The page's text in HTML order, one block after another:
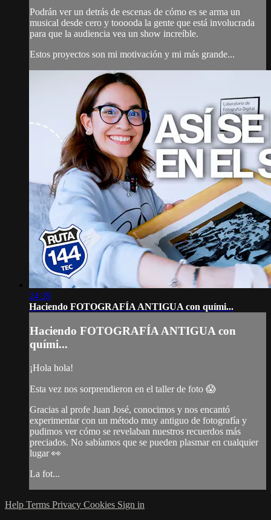
Podrán ver un detrás de escenas de cómo es se arma un
musical desde cero y tooooda la gente que está involucrada
para que la audiencia vea un show increíble.
Estos proyectos son mi motivación y mi más grande...
24:39
Haciendo FOTOGRAFÍA ANTIGUA con quími...
Haciendo FOTOGRAFÍA ANTIGUA con
quími...
¡Hola hola!
Esta vez nos sorprendieron en el taller de foto 😱
Gracias al profe Juan José, conocimos y nos encantó
experimentar con un método muy antiguo de fotografía y
pudimos ver cómo se revelaban nuestros recuerdos más
preciados. No sabíamos que se pueden plasmar en cualquier
lugar 👀
La fot...
Help Terms Privacy Cookies Sign in